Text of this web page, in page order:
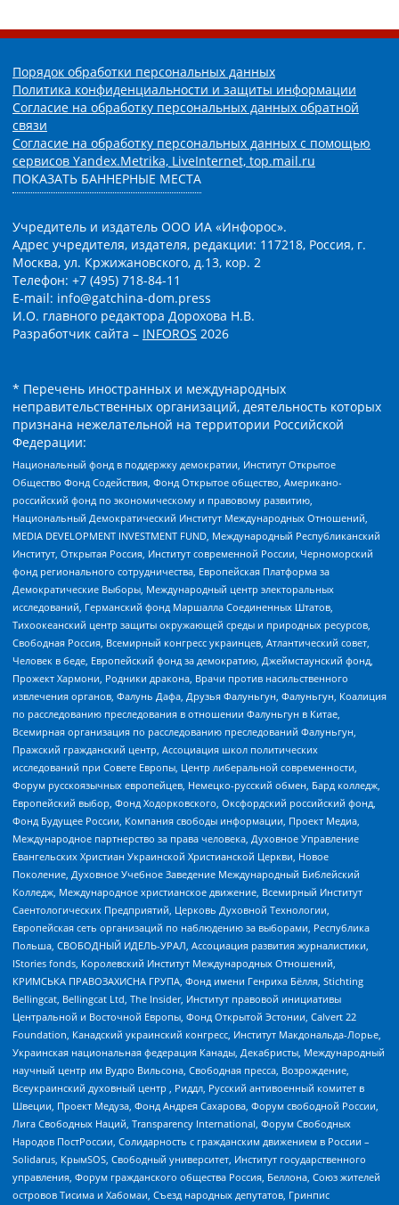
Порядок обработки персональных данных
Политика конфиденциальности и защиты информации
Согласие на обработку персональных данных обратной
связи
Согласие на обработку персональных данных с помощью
сервисов Yandex.Metrika, LiveInternet, top.mail.ru
ПОКАЗАТЬ БАННЕРНЫЕ МЕСТА
Учредитель и издатель ООО ИА «Инфорос».
Адрес учредителя, издателя, редакции: 117218, Россия, г.
Москва, ул. Кржижановского, д.13, кор. 2
Телефон: +7 (495) 718-84-11
E-mail: info@gatchina-dom.press
И.О. главного редактора Дорохова Н.В.
Разработчик сайта – INFOROS 2026
* Перечень иностранных и международных
неправительственных организаций, деятельность которых
признана нежелательной на территории Российской
Федерации:
Национальный фонд в поддержку демократии, Институт Открытое
Общество Фонд Содействия, Фонд Открытое общество, Американо-
российский фонд по экономическому и правовому развитию,
Национальный Демократический Институт Международных Отношений,
MEDIA DEVELOPMENT INVESTMENT FUND, Международный Республиканский
Институт, Открытая Россия, Институт современной России, Черноморский
фонд регионального сотрудничества, Европейская Платформа за
Демократические Выборы, Международный центр электоральных
исследований, Германский фонд Маршалла Соединенных Штатов,
Тихоокеанский центр защиты окружающей среды и природных ресурсов,
Свободная Россия, Всемирный конгресс украинцев, Атлантический совет,
Человек в беде, Европейский фонд за демократию, Джеймстаунский фонд,
Прожект Хармони, Родники дракона, Врачи против насильственного
извлечения органов, Фалунь Дафа, Друзья Фалуньгун, Фалуньгун, Коалиция
по расследованию преследования в отношении Фалуньгун в Китае,
Всемирная организация по расследованию преследований Фалуньгун,
Пражский гражданский центр, Ассоциация школ политических
исследований при Совете Европы, Центр либеральной современности,
Форум русскоязычных европейцев, Немецко-русский обмен, Бард колледж,
Европейский выбор, Фонд Ходорковского, Оксфордский российский фонд,
Фонд Будущее России, Компания свободы информации, Проект Медиа,
Международное партнерство за права человека, Духовное Управление
Евангельских Христиан Украинской Христианской Церкви, Новое
Поколение, Духовное Учебное Заведение Международный Библейский
Колледж, Международное христианское движение, Всемирный Институт
Саентологических Предприятий, Церковь Духовной Технологии,
Европейская сеть организаций по наблюдению за выборами, Республика
Польша, СВОБОДНЫЙ ИДЕЛЬ-УРАЛ, Ассоциация развития журналистики,
IStories fonds, Королевский Институт Международных Отношений,
КРИМСЬКА ПРАВОЗАХИСНА ГРУПА, Фонд имени Генриха Бёлля, Stichting
Bellingcat, Bellingcat Ltd, The Insider, Институт правовой инициативы
Центральной и Восточной Европы, Фонд Открытой Эстонии, Calvert 22
Foundation, Канадский украинский конгресс, Институт Макдональда-Лорье,
Украинская национальная федерация Канады, Декабристы, Международный
научный центр им Вудро Вильсона, Свободная пресса, Возрождение,
Всеукраинский духовный центр , Риддл, Русский антивоенный комитет в
Швеции, Проект Медуза, Фонд Андрея Сахарова, Форум свободной России,
Лига Свободных Наций, Transparеncy International, Форум Свободных
Народов ПостРоссии, Солидарность с гражданским движением в России –
Solidarus, КрымSOS, Свободный университет, Институт государственного
управления, Форум гражданского общества Россия, Беллона, Союз жителей
островов Тисима и Хабомаи, Съезд народных депутатов, Гринпис